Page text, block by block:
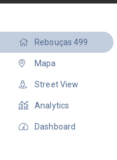
Rebouças 499
Mapa
Street View
Analytics
Dashboard